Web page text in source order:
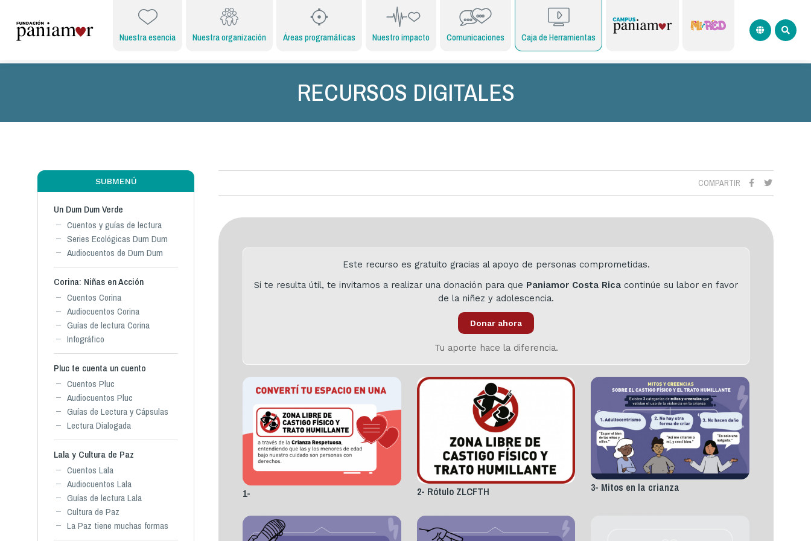
Nuestra esencia Nuestra organización Áreas programáticas Nuestro impacto Comunicaciones Caja de Herramientas
RECURSOS DIGITALES
SUBMENÚ
Un Dum Dum Verde
Cuentos y guías de lectura
Series Ecológicas Dum Dum
Audiocuentos de Dum Dum
Corina: Niñas en Acción
Cuentos Corina
Audiocuentos Corina
Guías de lectura Corina
Infográfico
Pluc te cuenta un cuento
Cuentos Pluc
Audiocuentos Pluc
Guías de Lectura y Cápsulas
Lectura Dialogada
Lala y Cultura de Paz
Cuentos Lala
Audiocuentos Lala
Guías de lectura Lala
Cultura de Paz
La Paz tiene muchas formas
COMPARTIR
Este recurso es gratuito gracias al apoyo de personas comprometidas.
Si te resulta útil, te invitamos a realizar una donación para que Paniamor Costa Rica continúe su labor en favor
de la niñez y adolescencia.
Donar ahora
Tu aporte hace la diferencia.
1- 2- Rótulo ZLCFTH 3- Mitos en la crianza